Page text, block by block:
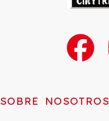
SOBRE NOSOTROS